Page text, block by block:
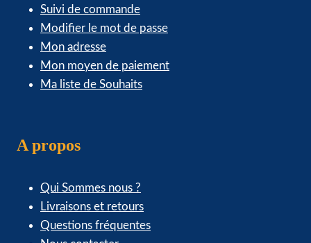
Suivi de commande
Modifier le mot de passe
Mon adresse
Mon moyen de paiement
Ma liste de Souhaits
A propos
Qui Sommes nous ?
Livraisons et retours
Questions fréquentes